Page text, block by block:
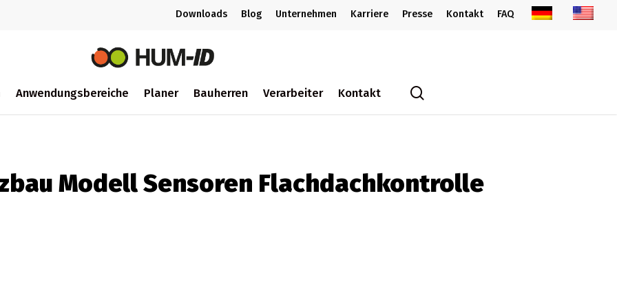
Downloads Blog Unternehmen Karriere Presse Kontakt FAQ
Anwendungsbereiche Planer Bauherren Verarbeiter Kontakt
Modell Sensoren Flachdachkontrolle